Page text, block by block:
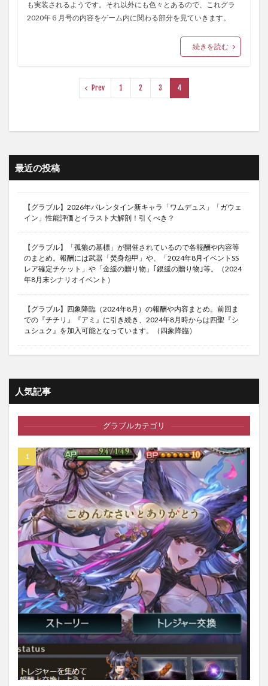
も実装されるようです。それ以外にも色々とあるので、これグラ
2020年６月号の内容をゲーム内に関わる部分を見ていきます。
続きを読む
Prev 1 2 3 4
最近の投稿
【グラブル】2026年バレンタイン新キャラ「ワムデュス」「ガウェ
イン」性能評価とイラスト大解剖！引くべき？
【グラブル】「孤狼の墓標」が開催されているので各報酬や内容等
のまとめ。報酬には武器「焚身怨甲」や、「2024年8月イベントSS
レア確定チケット」や「金緩の贈り物」｢銀緩の贈り物｣等。（2024
年8月末シナリオイベント）
【グラブル】四象降臨（2024年8月）の報酬や内容まとめ。前回ま
での『チチリ』『アミ』に引き続き、2024年8月時からは四聖『シ
ュシュク』を加入可能となっています。（四象降臨）
人気記事
グラブルカテゴリ